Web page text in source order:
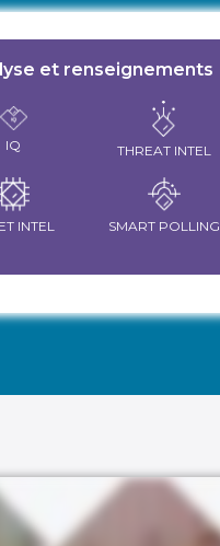
et renseignements
IQ THREAT INTEL
INTEL SMART POLLING